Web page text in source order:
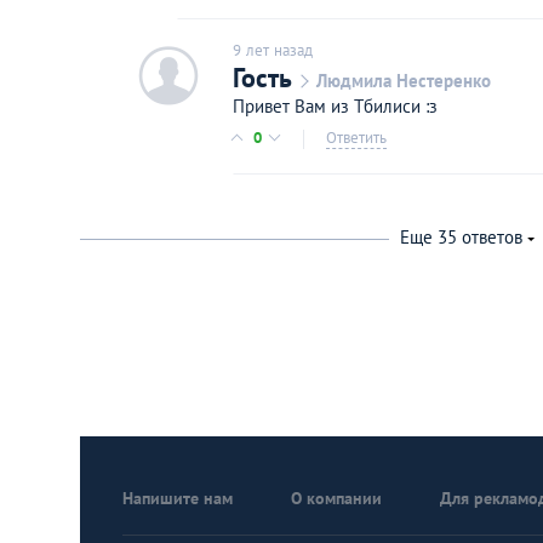
c 9 лет назад
Гость
Людмила Нестеренко
Привет Вам из Тбилиси :з
0 Ответить
Еще 35 ответов
Напишите нам О компании Для